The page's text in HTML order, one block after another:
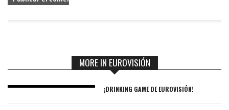
MORE IN EUROVISIÓN
¡DRINKING GAME DE EUROVISIÓN!